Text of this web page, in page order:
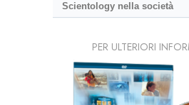
Scientology nella società
PER ULTERIORI